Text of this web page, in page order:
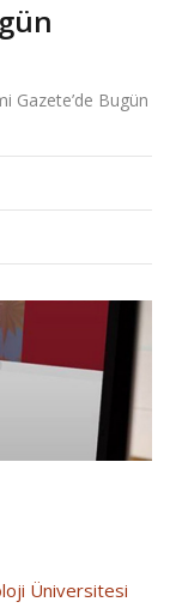
Gazete’de Bugün
Üniversitesi